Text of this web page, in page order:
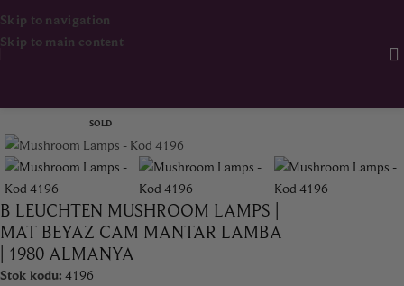
Skip to navigation
Skip to main content
SOLD
B LEUCHTEN MUSHROOM LAMPS |
MAT BEYAZ CAM MANTAR LAMBA
| 1980 ALMANYA
Stok kodu: 4196